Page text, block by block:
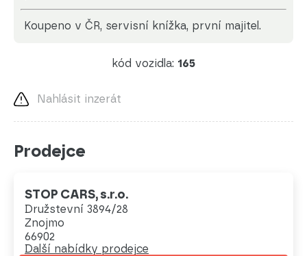
koupeno v ČR, servisní knížka, první majitel.
kód vozidla: 165
Nahlásit inzerát
Prodejce
STOP CARS, s.r.o.
Družstevní 3894/28
Znojmo
66902
Další nabídky prodejce